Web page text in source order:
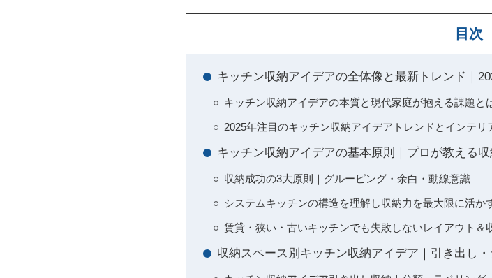
目次
キッチン収納アイデアの全体像と最新トレンド｜
キッチン収納アイデアの本質と現代家庭が抱える課題と
2025年注目のキッチン収納アイデアトレンドとインテリ
キッチン収納アイデアの基本原則｜プロが教える
収納成功の3大原則｜グルーピング・余白・動線意識
システムキッチンの構造を理解し収納力を最大限に活か
賃貸・狭い・古いキッチンでも失敗しないレイアウト＆
収納スペース別キッチン収納アイデア｜引き出し